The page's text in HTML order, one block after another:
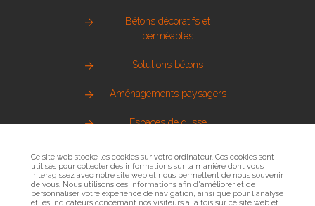
Bétons décoratifs et
perméables
Solutions bétons
Aménagements paysagers
Espaces de glisse
Métallerie urbaine
Ce site web stocke les cookies sur votre ordinateur. Ces cookies sont
utilisés pour collecter des informations sur la manière dont vous
interagissez avec notre site web et nous permettent de nous souvenir
de vous. Nous utilisons ces informations afin d'améliorer et de
personnaliser votre expérience de navigation, ainsi que pour l'analyse
et les indicateurs concernant nos visiteurs à la fois sur ce site web et